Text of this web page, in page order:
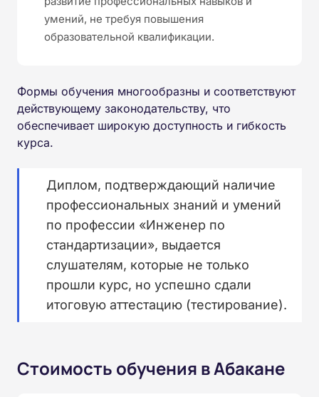
умений, не требуя повышения
образовательной квалификации.
Формы обучения многообразны и соответствуют
действующему законодательству, что
обеспечивает широкую доступность и гибкость
курса.
Диплом, подтверждающий наличие
профессиональных знаний и умений
по профессии «Инженер по
стандартизации», выдается
слушателям, которые не только
прошли курс, но успешно сдали
итоговую аттестацию (тестирование).
Стоимость обучения в Абакане